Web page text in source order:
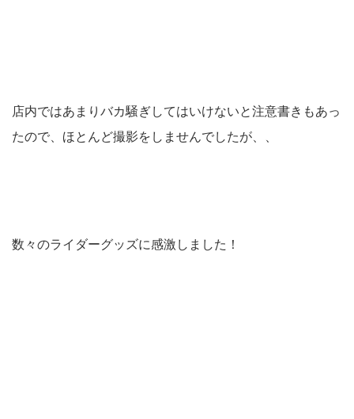
店内ではあまりバカ騒ぎしてはいけないと注意書きもあっ
たので、ほとんど撮影をしませんでしたが、、
数々のライダーグッズに感激しました！